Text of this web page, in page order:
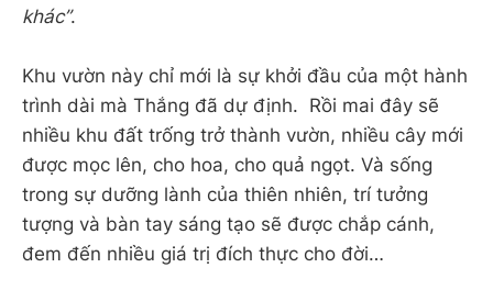
khác”.
Khu vườn này chỉ mới là sự khởi đầu của một hành
trình dài mà Thắng đã dự định. Rồi mai đây sẽ
nhiều khu đất trống trở thành vườn, nhiều cây mới
được mọc lên, cho hoa, cho quả ngọt. Và sống
trong sự dưỡng lành của thiên nhiên, trí tưởng
tượng và bàn tay sáng tạo sẽ được chắp cánh,
đem đến nhiều giá trị đích thực cho đời…